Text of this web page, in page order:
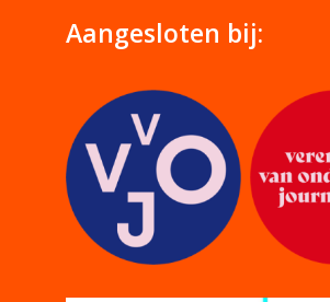
Aangesloten bij: